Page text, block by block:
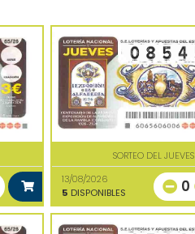
SORTEO DEL JUEVES
13/08/2026
5 DISPONIBLES 0